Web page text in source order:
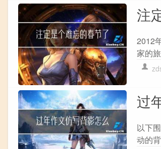
注
2012
家的
过
以下
动的